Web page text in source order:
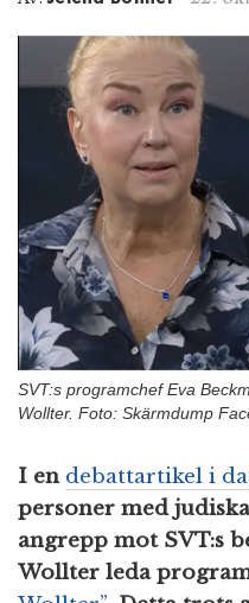
SVT:s programchef Eva
Wollter. Foto: Skärmdump
I en debattartikel i
personer med
angrepp mot SVT:s
Wollter leda